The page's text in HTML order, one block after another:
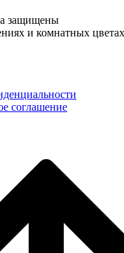
защищены
и комнатных
соглашение